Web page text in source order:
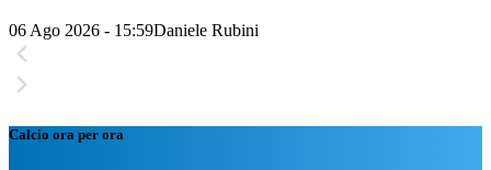
06 Ago 2026 - 15:59Daniele Rubini
Calcio ora per ora